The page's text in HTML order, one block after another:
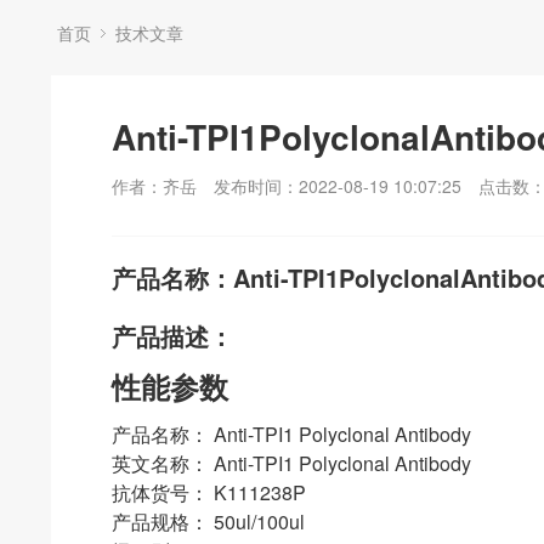
首页 技术文章
Anti-
作者：齐岳 发布时间：2022-08-19 10:07:25 点击数：
产品名称：Anti-
产品描述：
性能参数
产品名称： Anti-TPI1 Polyclonal Antibody
英文名称： Anti-TPI1 Polyclonal Antibody
抗体货号： K111238P
产品规格： 50ul/100ul